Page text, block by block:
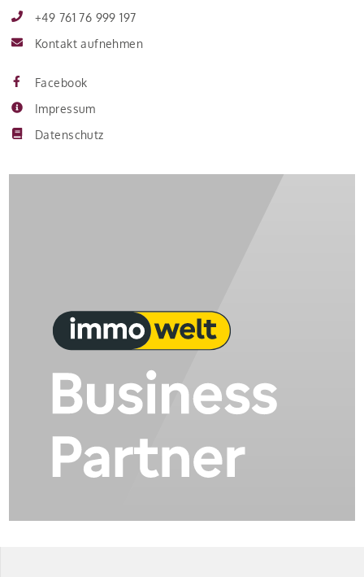
+49 761 76 999 197
Kontakt aufnehmen
Facebook
Impressum
Datenschutz